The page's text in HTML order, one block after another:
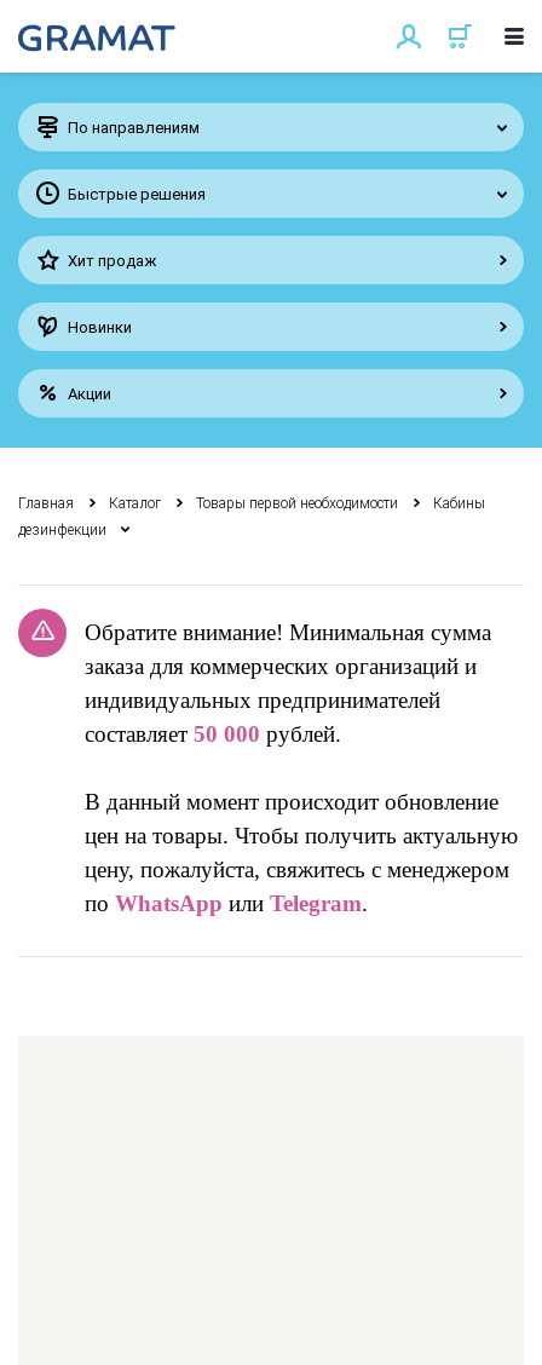
По направлениям
Быстрые решения
Хит продаж
Новинки
Акции
Главная Каталог Товары первой необходимости
Кабины
дезинфекции
Обратите внимание! Минимальная сумма
заказа для коммерческих организаций и
индивидуальных предпринимателей
составляет 50 000 рублей.
В данный момент происходит обновление
цен на товары. Чтобы получить актуальную
цену, пожалуйста, свяжитесь с менеджером
по WhatsApp или Telegram.